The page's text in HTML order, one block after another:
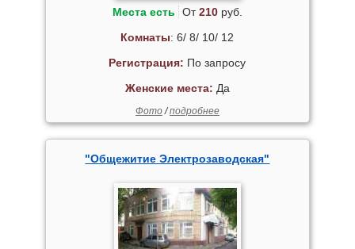
Места есть От210руб.
Комнаты: 6/ 8/ 10/ 12
Регистрация: По запросу
Женские места: Да
Фото/подробнее
"Общежитие Электрозаводская"